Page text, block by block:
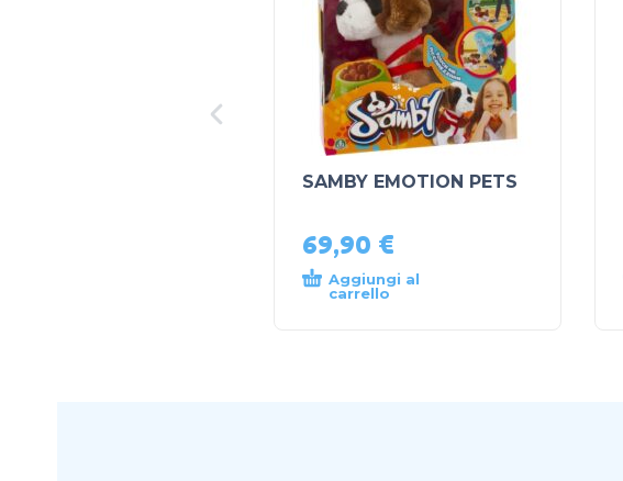
SAMBY EMOTION PETS
69,90 €
Aggiungi al
carrello